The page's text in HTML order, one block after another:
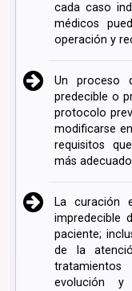
cada caso
médicos
operación y
Un proceso
predecible o
protocolo
modificarse
requisitos
más
La curación
impredecible
paciente;
de la
evolución